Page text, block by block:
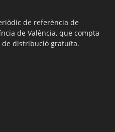
de referència de
de València, que compta
distribució gratuïta.